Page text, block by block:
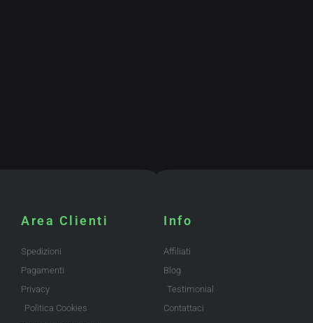
Area Clienti
Spedizioni
Pagamenti
Privacy
Politica Cookies
Info
Affiliati
Blog
Testimonial
Contattaci